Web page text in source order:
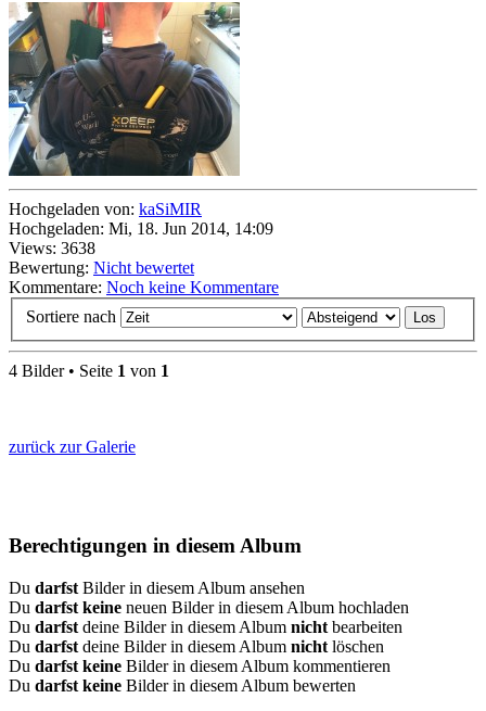
Hochgeladen von: kaSiMIR
Hochgeladen: Mi, 18. Jun 2014, 14:09
Views: 3638
Bewertung: Nicht bewertet
Kommentare: Noch keine Kommentare
Sortiere nach
4 Bilder • Seite 1 von 1
zurück zur Galerie
Berechtigungen in diesem Album
Du darfst Bilder in diesem Album ansehen
Du darfst keine neuen Bilder in diesem Album hochladen
Du darfst deine Bilder in diesem Album nicht bearbeiten
Du darfst deine Bilder in diesem Album nicht löschen
Du darfst keine Bilder in diesem Album kommentieren
Du darfst keine Bilder in diesem Album bewerten